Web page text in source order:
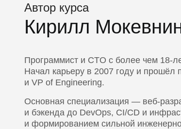
Программист и CTO с более чем 18-
Начал карьеру в 2007 году и прошёл
и VP of Engineering.
Основная специализация — веб-
и бэкенда до DevOps, CI/CD и
и формированием сильной
Автор курса
Кирилл